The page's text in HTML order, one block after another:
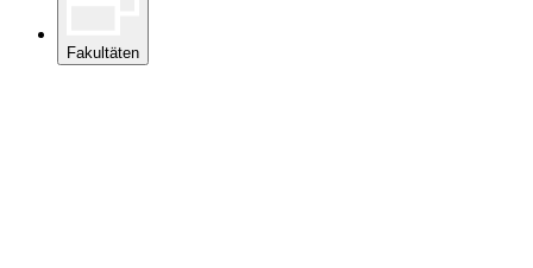
Fakultäten